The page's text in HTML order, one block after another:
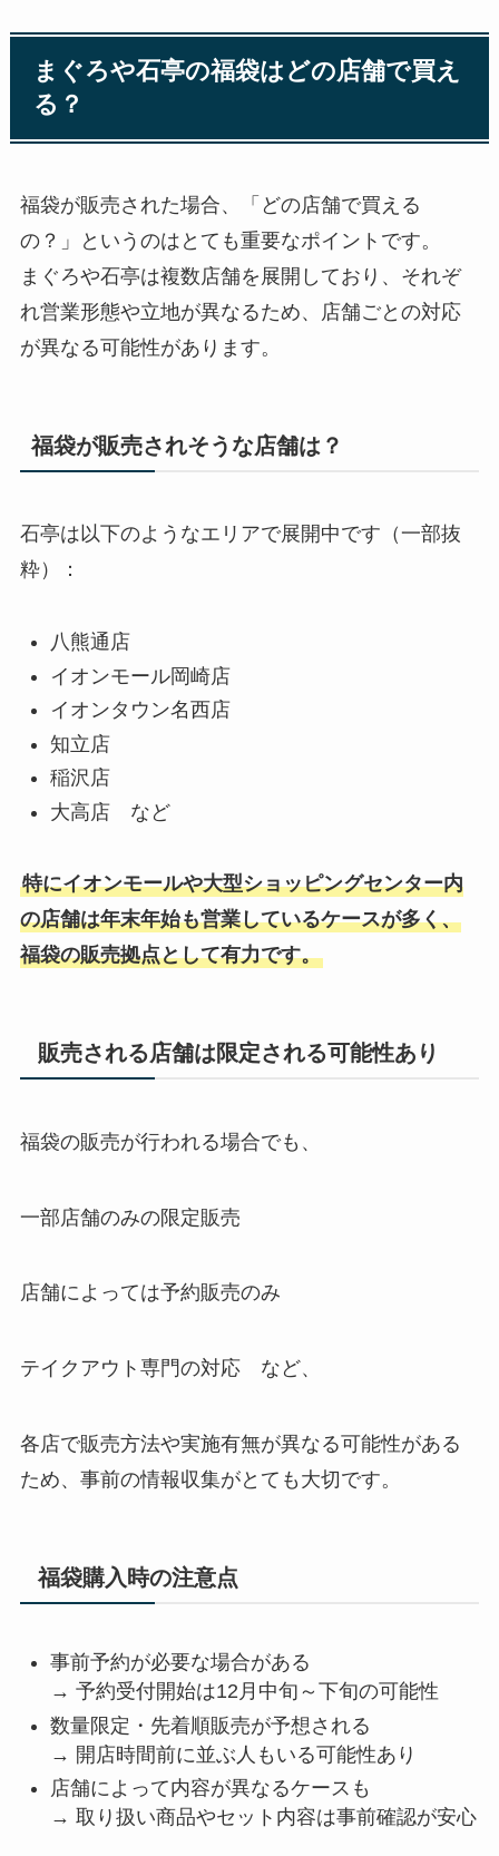
まぐろや石亭の福袋はどの店舗で買え
る？
福袋が販売された場合、「どの店舗で買える
の？」というのはとても重要なポイントです。
まぐろや石亭は複数店舗を展開しており、それぞ
れ営業形態や立地が異なるため、店舗ごとの対応
が異なる可能性があります。
福袋が販売されそうな店舗は？
石亭は以下のようなエリアで展開中です（一部抜
粋）：
八熊通店
イオンモール岡崎店
イオンタウン名西店
知立店
稲沢店
大高店 など
特にイオンモールや大型ショッピングセンター内
の店舗は年末年始も営業しているケースが多く、
福袋の販売拠点として有力です。
販売される店舗は限定される可能性あり
福袋の販売が行われる場合でも、
一部店舗のみの限定販売
店舗によっては予約販売のみ
テイクアウト専門の対応 など、
各店で販売方法や実施有無が異なる可能性がある
ため、事前の情報収集がとても大切です。
福袋購入時の注意点
事前予約が必要な場合がある
→ 予約受付開始は12月中旬～下旬の可能性
数量限定・先着順販売が予想される
→ 開店時間前に並ぶ人もいる可能性あり
店舗によって内容が異なるケースも
→ 取り扱い商品やセット内容は事前確認が安心